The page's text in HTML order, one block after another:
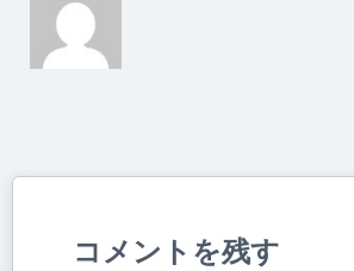
コメントを残す